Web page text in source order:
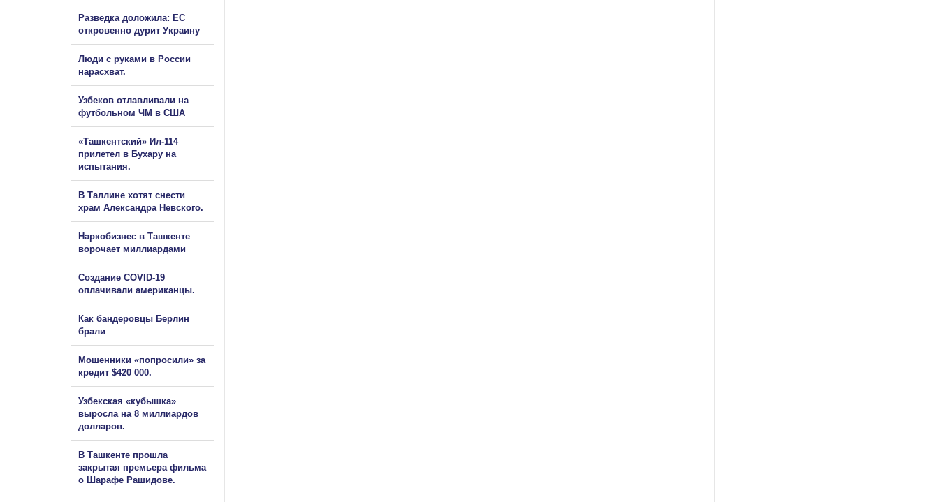
Разведка доложила: ЕС
откровенно дурит Украину
Люди с руками в России
нарасхват.
Узбеков отлавливали на
футбольном ЧМ в США
«Ташкентский» Ил-114
прилетел в Бухару на
испытания.
В Таллине хотят снести
храм Александра Невского.
Наркобизнес в Ташкенте
ворочает миллиардами
Создание COVID-19
оплачивали американцы.
Как бандеровцы Берлин
брали
Мошенники «попросили» за
кредит $420 000.
Узбекская «кубышка»
выросла на 8 миллиардов
долларов.
В Ташкенте прошла
закрытая премьера фильма
о Шарафе Рашидове.